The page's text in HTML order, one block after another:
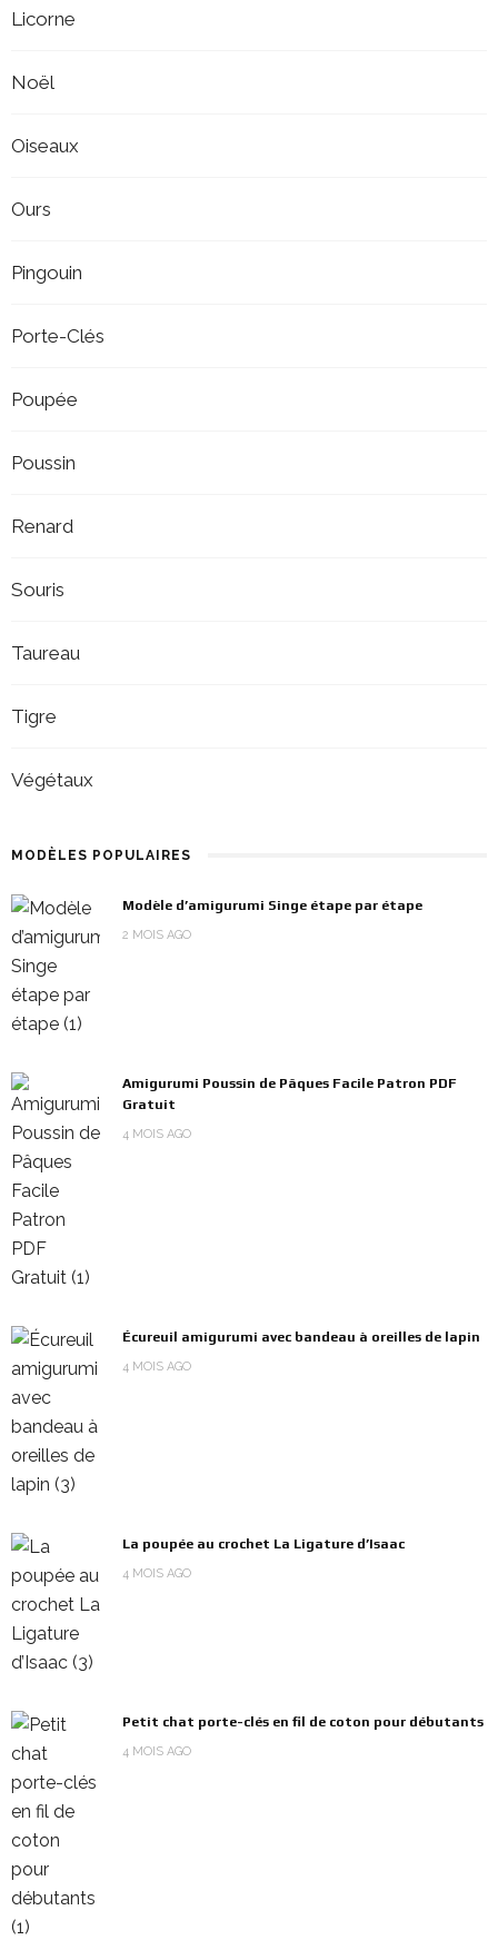
Licorne
Noël
Oiseaux
Ours
Pingouin
Porte-Clés
Poupée
Poussin
Renard
Souris
Taureau
Tigre
Végétaux
MODÈLES POPULAIRES
Modèle d’amigurumi Singe étape par étape
2 MOIS AGO
Amigurumi Poussin de Pâques Facile Patron PDF
Gratuit
4 MOIS AGO
Écureuil amigurumi avec bandeau à oreilles de lapin
4 MOIS AGO
La poupée au crochet La Ligature d’Isaac
4 MOIS AGO
Petit chat porte-clés en fil de coton pour débutants
4 MOIS AGO